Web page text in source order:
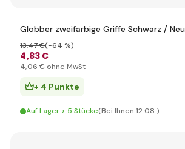
Globber zweifarbige Griffe Schwarz /
4,83 €
13,47 €(-64 %)
4,06 € ohne MwSt
+ 4 Punkte
Auf Lager > 5 Stücke(Bei Ihnen 12.08.)